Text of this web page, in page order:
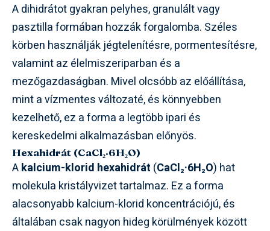
A dihidrátot gyakran pelyhes, granulált vagy
pasztilla formában hozzák forgalomba. Széles
körben használják jégtelenítésre, pormentesítésre,
valamint az élelmiszeriparban és a
mezőgazdaságban. Mivel olcsóbb az előállítása,
mint a vízmentes változaté, és könnyebben
kezelhető, ez a forma a legtöbb ipari és
kereskedelmi alkalmazásban előnyös.
Hexahidrát (CaCl₂·6H₂O)
Akalcium-klorid hexahidrát (CaCl₂·6H₂O) hat
molekula kristályvizet tartalmaz. Ez a forma
alacsonyabb kalcium-klorid koncentrációjú, és
általában csak nagyon hideg körülmények között